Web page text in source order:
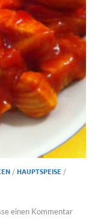
/HAUPTSPEISE/
einen Kommentar